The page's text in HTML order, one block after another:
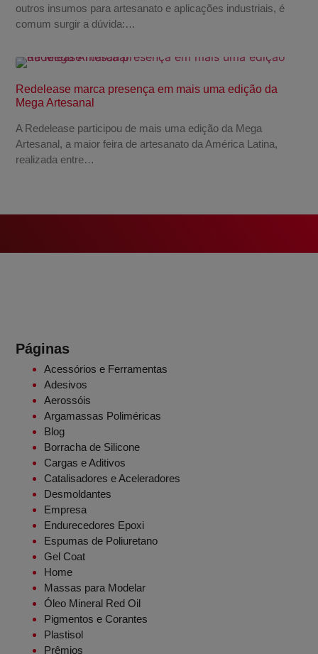
outros insumos para artesanato e aplicações industriais, é
comum surgir a dúvida:…
Redelease marca presença em mais uma edição da
Mega Artesanal
A Redelease participou de mais uma edição da Mega
Artesanal, a maior feira de artesanato da América Latina,
realizada entre…
Páginas
Acessórios e Ferramentas
Adesivos
Aerossóis
Argamassas Poliméricas
Blog
Borracha de Silicone
Cargas e Aditivos
Catalisadores e Aceleradores
Desmoldantes
Empresa
Endurecedores Epoxi
Espumas de Poliuretano
Gel Coat
Home
Massas para Modelar
Óleo Mineral Red Oil
Pigmentos e Corantes
Plastisol
Prêmios